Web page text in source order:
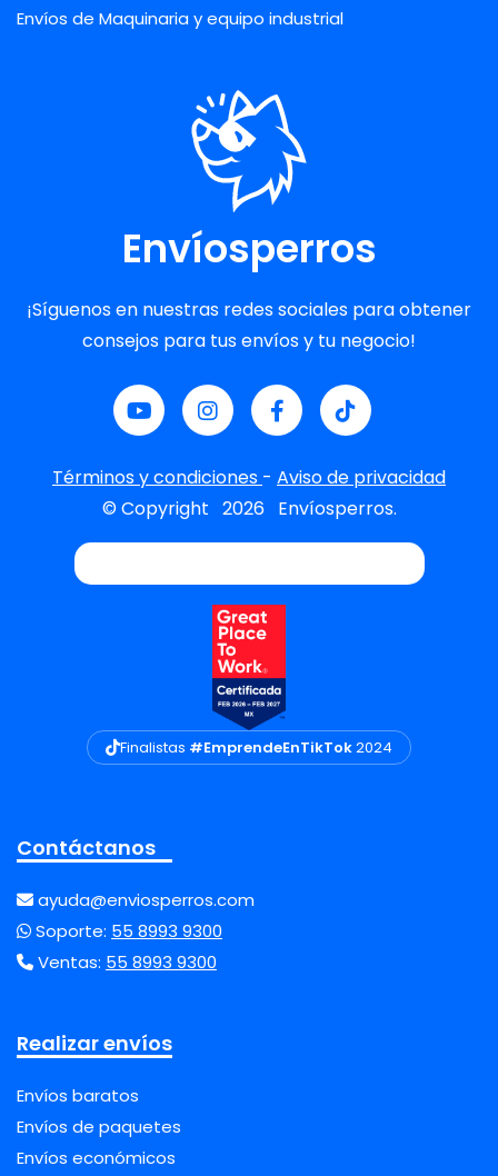
Envíos de Maquinaria y equipo industrial
Envíosperros
¡Síguenos en nuestras redes sociales para obtener
consejos para tus envíos y tu negocio!
Términos y condiciones - Aviso de privacidad
© Copyright 2026 Envíosperros.
Finalistas #EmprendeEnTikTok2024
Contáctanos
ayuda@enviosperros.com
Soporte: 55 8993 9300
Ventas: 55 8993 9300
Realizar envíos
Envíos baratos
Envíos de paquetes
Envíos económicos